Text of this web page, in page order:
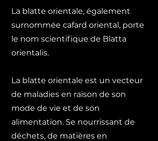
La blatte orientale, également
surnommée cafard oriental, porte
le nom scientifique de Blatta
orientalis.
La blatte orientale est un vecteur
de maladies en raison de son
mode de vie et de son
alimentation. Se nourrissant de
déchets, de matières en